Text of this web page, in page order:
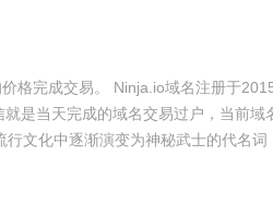
年5月，距今已有11年历
是当天完成的域名交易过户，当前域
文化中逐渐演变为神秘武士的代名词
信不久后域名将正式启用上线。